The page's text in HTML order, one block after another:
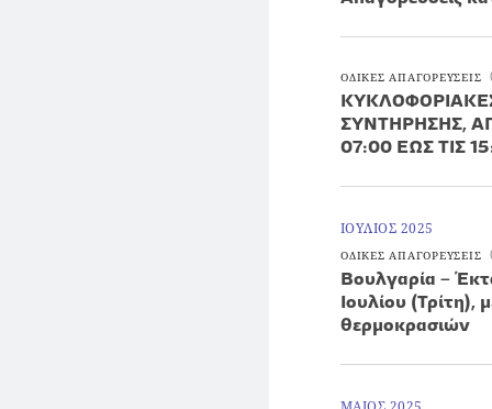
ΟΔΙΚΕΣ ΑΠΑΓΟΡΕΥΣΕΙΣ
ΣΥΝΤΗΡΗΣΗΣ,
07:00 ΕΩΣ ΤΙΣ
ΙΟΥΛΙΟΣ 2025
ΟΔΙΚΕΣ ΑΠΑΓΟΡΕΥΣΕΙΣ
Βουλγαρία –
Ιουλίου
θερμοκρασιών